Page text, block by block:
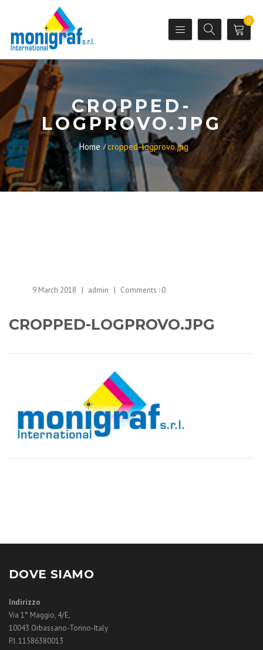
0
CROPPED-
LOGPROVO.JPG
Home cropped-logprovo.jpg
9 March 2018 admin Comments : 0
CROPPED-LOGPROVO.JPG
DOVE SIAMO
Indirizzo
Via 1° Maggio, 4/E,
10043 Orbassano-Torino-Italy
P.I. 11586380013